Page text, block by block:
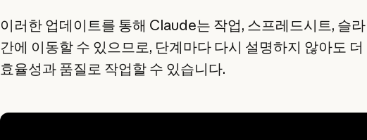
이러한 업데이트를 통해 Claude는 작업, 스프레드시트, 슬
간에 이동할 수 있으므로, 단계마다 다시 설명하지 않아도 더
효율성과 품질로 작업할 수 있습니다.